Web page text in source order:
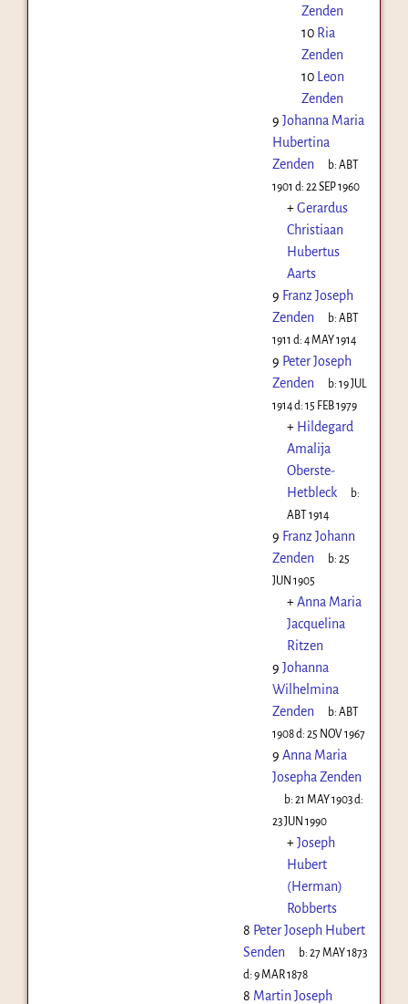
Zenden
10 Ria
Zenden
10 Leon
Zenden
9 Johanna Maria
Hubertina
Zenden
b:ABT
1901 d: 22 SEP 1960
+Gerardus
Christiaan
Hubertus
Aarts
9 Franz Joseph
Zenden
b:ABT
1911 d: 4 MAY 1914
9 Peter Joseph
Zenden
b:19 JUL
1914d: 15 FEB 1979
+ Hildegard
Amalija
Oberste-
Hetbleck
b:
ABT 1914
9 Franz Johann
Zenden
b:25
JUN 1905
+Anna Maria
Jacquelina
Ritzen
9 Johanna
Wilhelmina
Zenden
b:ABT
1908d: 25 NOV 1967
9 Anna Maria
Josepha Zenden
b:21 MAY 1903d:
23 JUN 1990
+Joseph
Hubert
(Herman)
Robberts
8 Peter Joseph Hubert
Senden
b:27 MAY 1873
d: 9 MAR 1878
8 Martin Joseph